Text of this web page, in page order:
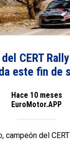
CERT
este fin de
Hace 10 meses
EuroMotor.APP
campeón del